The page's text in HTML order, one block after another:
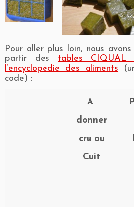
Pour aller plus loin, nous
partir des tables CIQUAL
l’encyclopédie des aliments
code) :
A
donner
cru ou
Cuit